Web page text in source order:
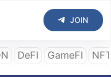
JOIN
DeFI GameFI